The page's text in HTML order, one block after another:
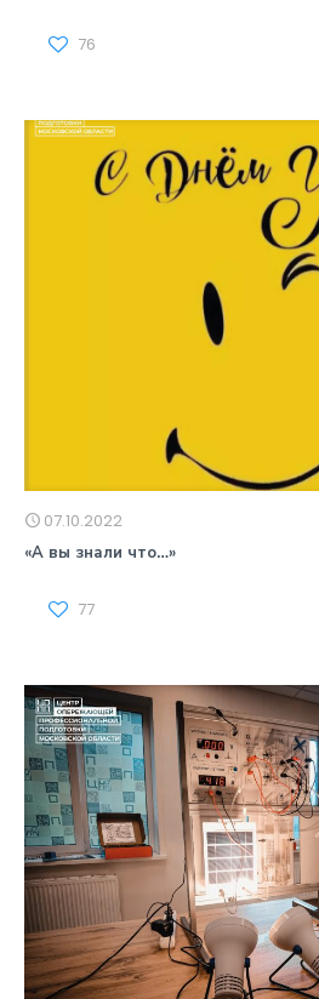
76
07.10.2022
«А вы знали что…»
77